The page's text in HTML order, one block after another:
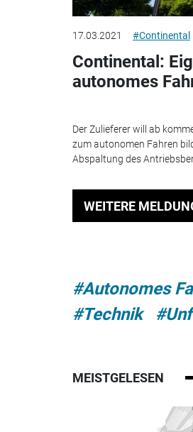
17.03.2021 #Continental
Continental:
autonomes
Der Zulieferer will ab
zum autonomen Fahren
Abspaltung des
WEITERE
#Autonomes
#Technik
MEISTGELESEN